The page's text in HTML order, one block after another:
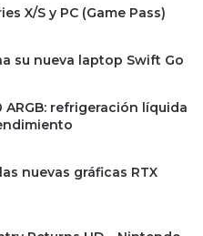
X/S y PC (Game Pass)
su nueva laptop Swift Go
ARGB: refrigeración líquida
nuevas gráficas RTX